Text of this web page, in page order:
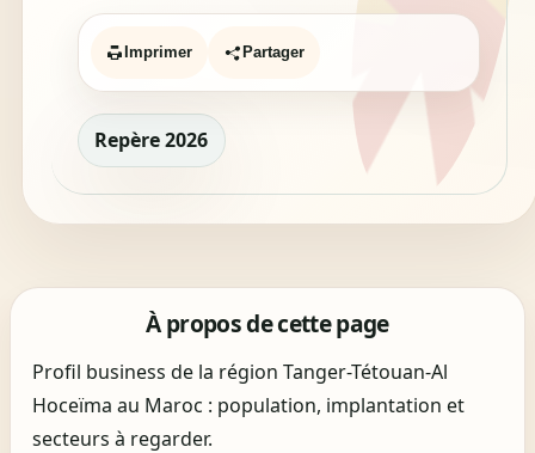
Imprimer Partager
Repère 2026
À propos de cette page
Profil business de la région Tanger-Tétouan-Al
Hoceïma au Maroc : population, implantation et
secteurs à regarder.